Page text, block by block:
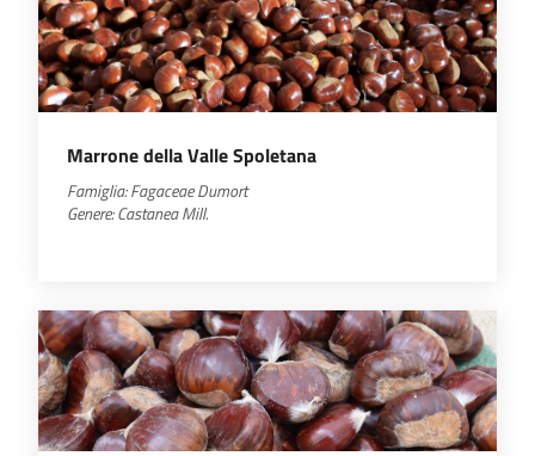
Marrone della Valle Spoletana
Famiglia:FagaceaeDumort
Genere:CastaneaMill.